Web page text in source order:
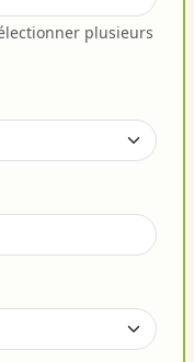
plusieurs